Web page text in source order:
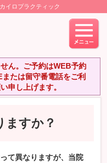
イロプラクティック
ん。ご予約はWEB予約
たは留守番電話をご利
申し上げます。
ますか？
て異なりますが、当院